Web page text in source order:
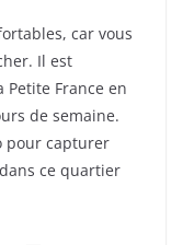
car vous
Il est
France en
de semaine.
pour capturer
ce quartier